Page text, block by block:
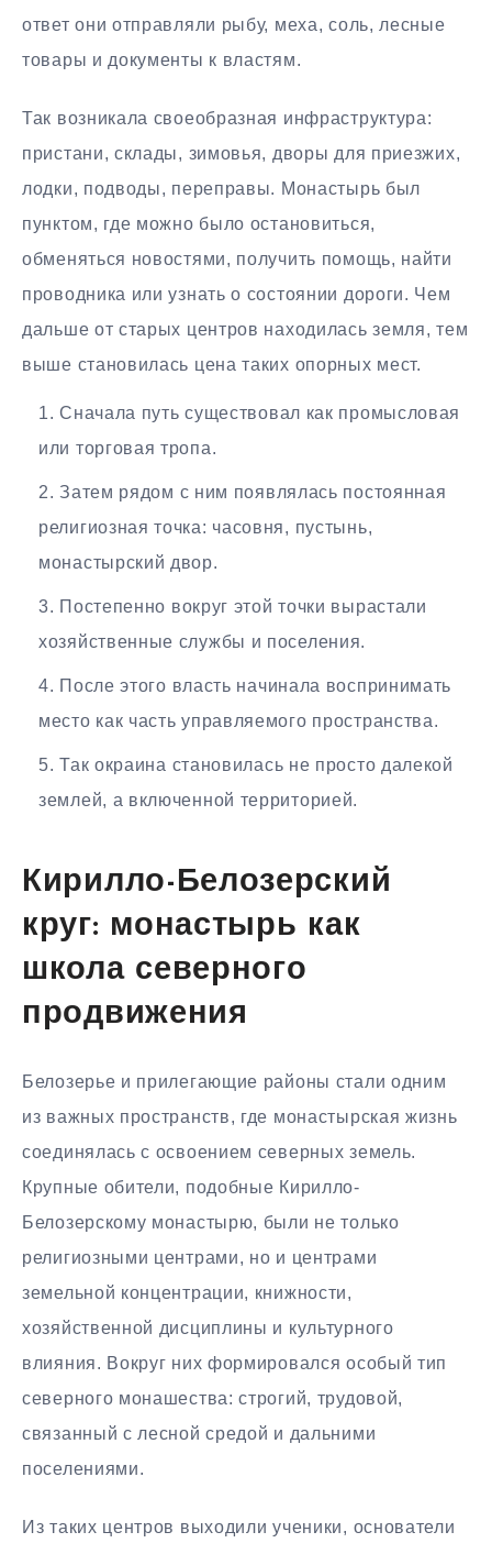
ответ они отправляли рыбу, меха, соль, лесные
товары и документы к властям.
Так возникала своеобразная инфраструктура:
пристани, склады, зимовья, дворы для приезжих,
лодки, подводы, переправы. Монастырь был
пунктом, где можно было остановиться,
обменяться новостями, получить помощь, найти
проводника или узнать о состоянии дороги. Чем
дальше от старых центров находилась земля, тем
выше становилась цена таких опорных мест.
Сначала путь существовал как промысловая
или торговая тропа.
Затем рядом с ним появлялась постоянная
религиозная точка: часовня, пустынь,
монастырский двор.
Постепенно вокруг этой точки вырастали
хозяйственные службы и поселения.
После этого власть начинала воспринимать
место как часть управляемого пространства.
Так окраина становилась не просто далекой
землей, а включенной территорией.
Кирилло-Белозерский
круг: монастырь как
школа северного
продвижения
Белозерье и прилегающие районы стали одним
из важных пространств, где монастырская жизнь
соединялась с освоением северных земель.
Крупные обители, подобные Кирилло-
Белозерскому монастырю, были не только
религиозными центрами, но и центрами
земельной концентрации, книжности,
хозяйственной дисциплины и культурного
влияния. Вокруг них формировался особый тип
северного монашества: строгий, трудовой,
связанный с лесной средой и дальними
поселениями.
Из таких центров выходили ученики, основатели